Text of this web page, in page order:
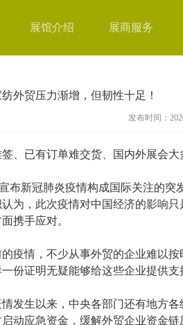
展馆介绍 展商服务
外贸压力渐增，但韧性十足！
发布时间：
已有订单难交货、国内外展会大
新冠肺炎疫情构成国际关注的突
为，此次疫情对中国经济的影响
携手应对。
情，不少从事外贸的企业难以按
份证明无疑能够给这些企业提供支
生以来，中央各部门还有地方各
动应急资金，缓解外贸企业资金